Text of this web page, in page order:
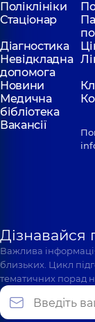
Поліклініки
Стаціонар
Діагностика
Невідкладна
допомога
Новини
Медична
бібліотека
Вакансії
Дізнавайся
Важлива
близьких. Цикл
тематичних порад